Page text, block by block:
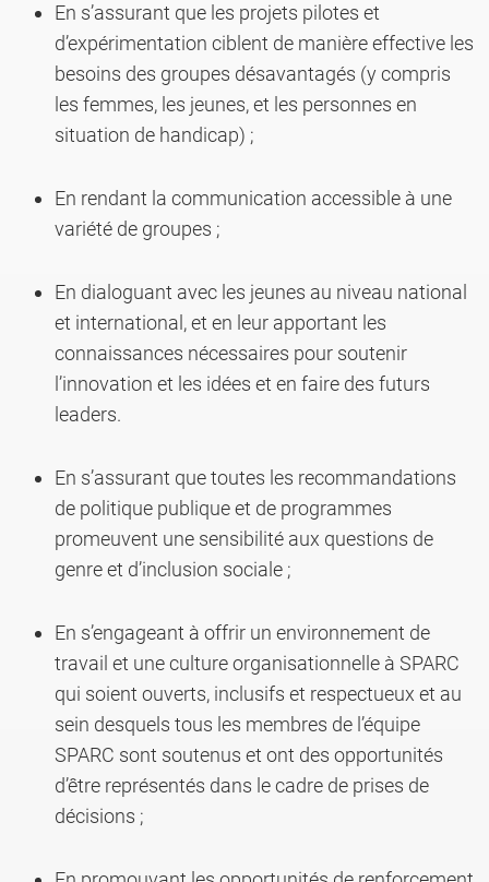
En s’assurant que les projets pilotes et
d’expérimentation ciblent de manière effective les
besoins des groupes désavantagés (y compris
les femmes, les jeunes, et les personnes en
situation de handicap) ;
En rendant la communication accessible à une
variété de groupes ;
En dialoguant avec les jeunes au niveau national
et international, et en leur apportant les
connaissances nécessaires pour soutenir
l’innovation et les idées et en faire des futurs
leaders.
En s’assurant que toutes les recommandations
de politique publique et de programmes
promeuvent une sensibilité aux questions de
genre et d’inclusion sociale ;
En s’engageant à offrir un environnement de
travail et une culture organisationnelle à SPARC
qui soient ouverts, inclusifs et respectueux et au
sein desquels tous les membres de l’équipe
SPARC sont soutenus et ont des opportunités
d’être représentés dans le cadre de prises de
décisions ;